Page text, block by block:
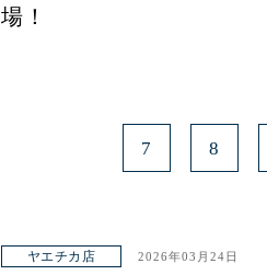
場！
7 8
ヤエチカ店 2026年03月24日